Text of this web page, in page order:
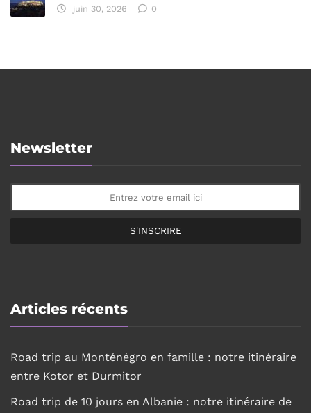
juin 30, 2026 0
Newsletter
S'INSCRIRE
Articles récents
Road trip au Monténégro en famille : notre itinéraire
entre Kotor et Durmitor
Road trip de 10 jours en Albanie : notre itinéraire de